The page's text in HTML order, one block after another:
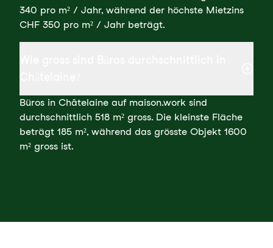
340 pro m² / Jahr, während der höchste Mietzins
CHF 350 pro m² / Jahr beträgt.
Büros in Châtelaine auf maison.work sind
durchschnittlich 518 m² gross. Die kleinste Fläche
beträgt 185 m², während das grösste Objekt 1600
m² gross ist.